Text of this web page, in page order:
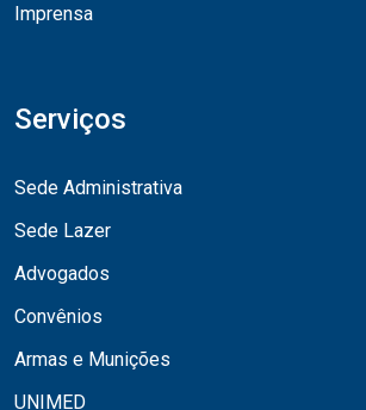
Imprensa
Serviços
Sede Administrativa
Sede Lazer
Advogados
Convênios
Armas e Munições
UNIMED